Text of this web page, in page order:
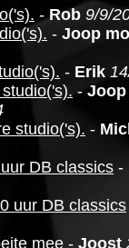
-Rob 9/9/
- Joop
- Erik
-
studio('s). -
DB classics -
uur DB classics
mee - Joost